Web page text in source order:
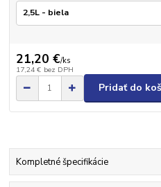
21,20 €/ks
17,24 € bez DPH
Pridať do
Kompletné špecifikácie